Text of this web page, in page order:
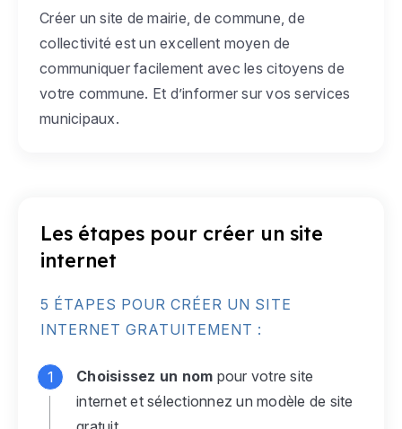
Créer un site de mairie, de commune, de
collectivité est un excellent moyen de
communiquer facilement avec les citoyens de
votre commune. Et d’informer sur vos services
municipaux.
Les étapes pour créer un site
internet
5 ÉTAPES POUR CRÉER UN SITE
INTERNET GRATUITEMENT :
Choisissez un nom pour votre site
internet et sélectionnez un modèle de site